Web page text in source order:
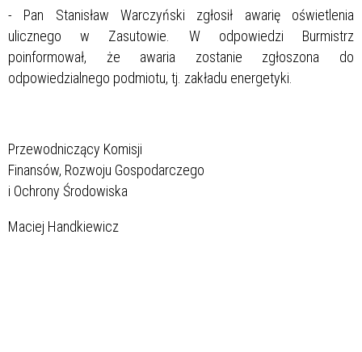
- Pan Stanisław Warczyński zgłosił awarię oświetlenia
ulicznego w Zasutowie. W odpowiedzi Burmistrz
poinformował, że awaria zostanie zgłoszona do
odpowiedzialnego podmiotu, tj. zakładu energetyki.
Przewodniczący Komisji
Finansów, Rozwoju Gospodarczego
i Ochrony Środowiska
Maciej Handkiewicz